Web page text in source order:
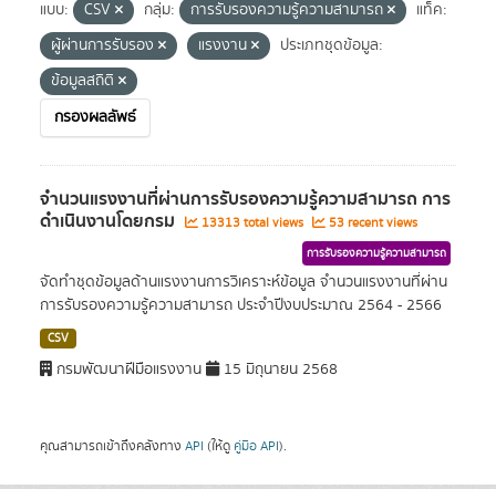
แบบ:
CSV กลุ่ม: การรับรองความรู้ความสามารถ
แท็ค:
ผู้ผ่านการรับรอง
แรงงาน
ประเภทชุดข้อมูล:
ข้อมูลสถิติ
กรองผลลัพธ์
จำนวนแรงงานที่ผ่านการรับรองความรู้ความสามารถ การ
ดำเนินงานโดยกรม 13313 total views 53 recent views
การรับรองความรู้ความสามารถ
จัดทำชุดข้อมูลด้านแรงงานการวิเคราะห์ข้อมูล จำนวนแรงงานที่ผ่าน
การรับรองความรู้ความสามารถ ประจำปีงบประมาณ 2564 - 2566
CSV
กรมพัฒนาฝีมือแรงงาน 15 มิถุนายน 2568
คุณสามารถเข้าถึงคลังทาง API (ให้ดู คู่มือ API).